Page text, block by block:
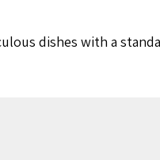
dishes with a